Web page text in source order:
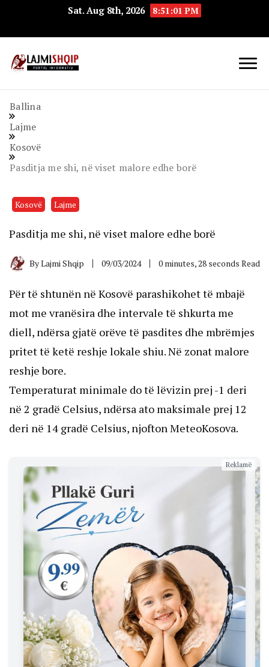
Sat. Aug 8th, 2026 8:51:01 PM
Ballina
Lajme
Kosovë
Pasditja me shi, në viset malore edhe borë
Kosovë Lajme
Pasditja me shi, në viset malore edhe borë
ByLajmi Shqip 09/03/2024 0 minutes, 28 seconds Read
Për të shtunën në Kosovë parashikohet të mbajë
mot me vranësira dhe intervale të shkurta me
diell, ndërsa gjatë orëve të pasdites dhe mbrëmjes
pritet të ketë reshje lokale shiu. Në zonat malore
reshje bore.
Temperaturat minimale do të lëvizin prej -1 deri
në 2 gradë Celsius, ndërsa ato maksimale prej 12
deri në 14 gradë Celsius, njofton MeteoKosova.
Reklamë